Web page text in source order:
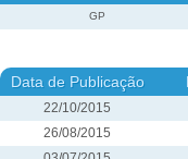
GP
Data de Publicação
22/10/2015
26/08/2015